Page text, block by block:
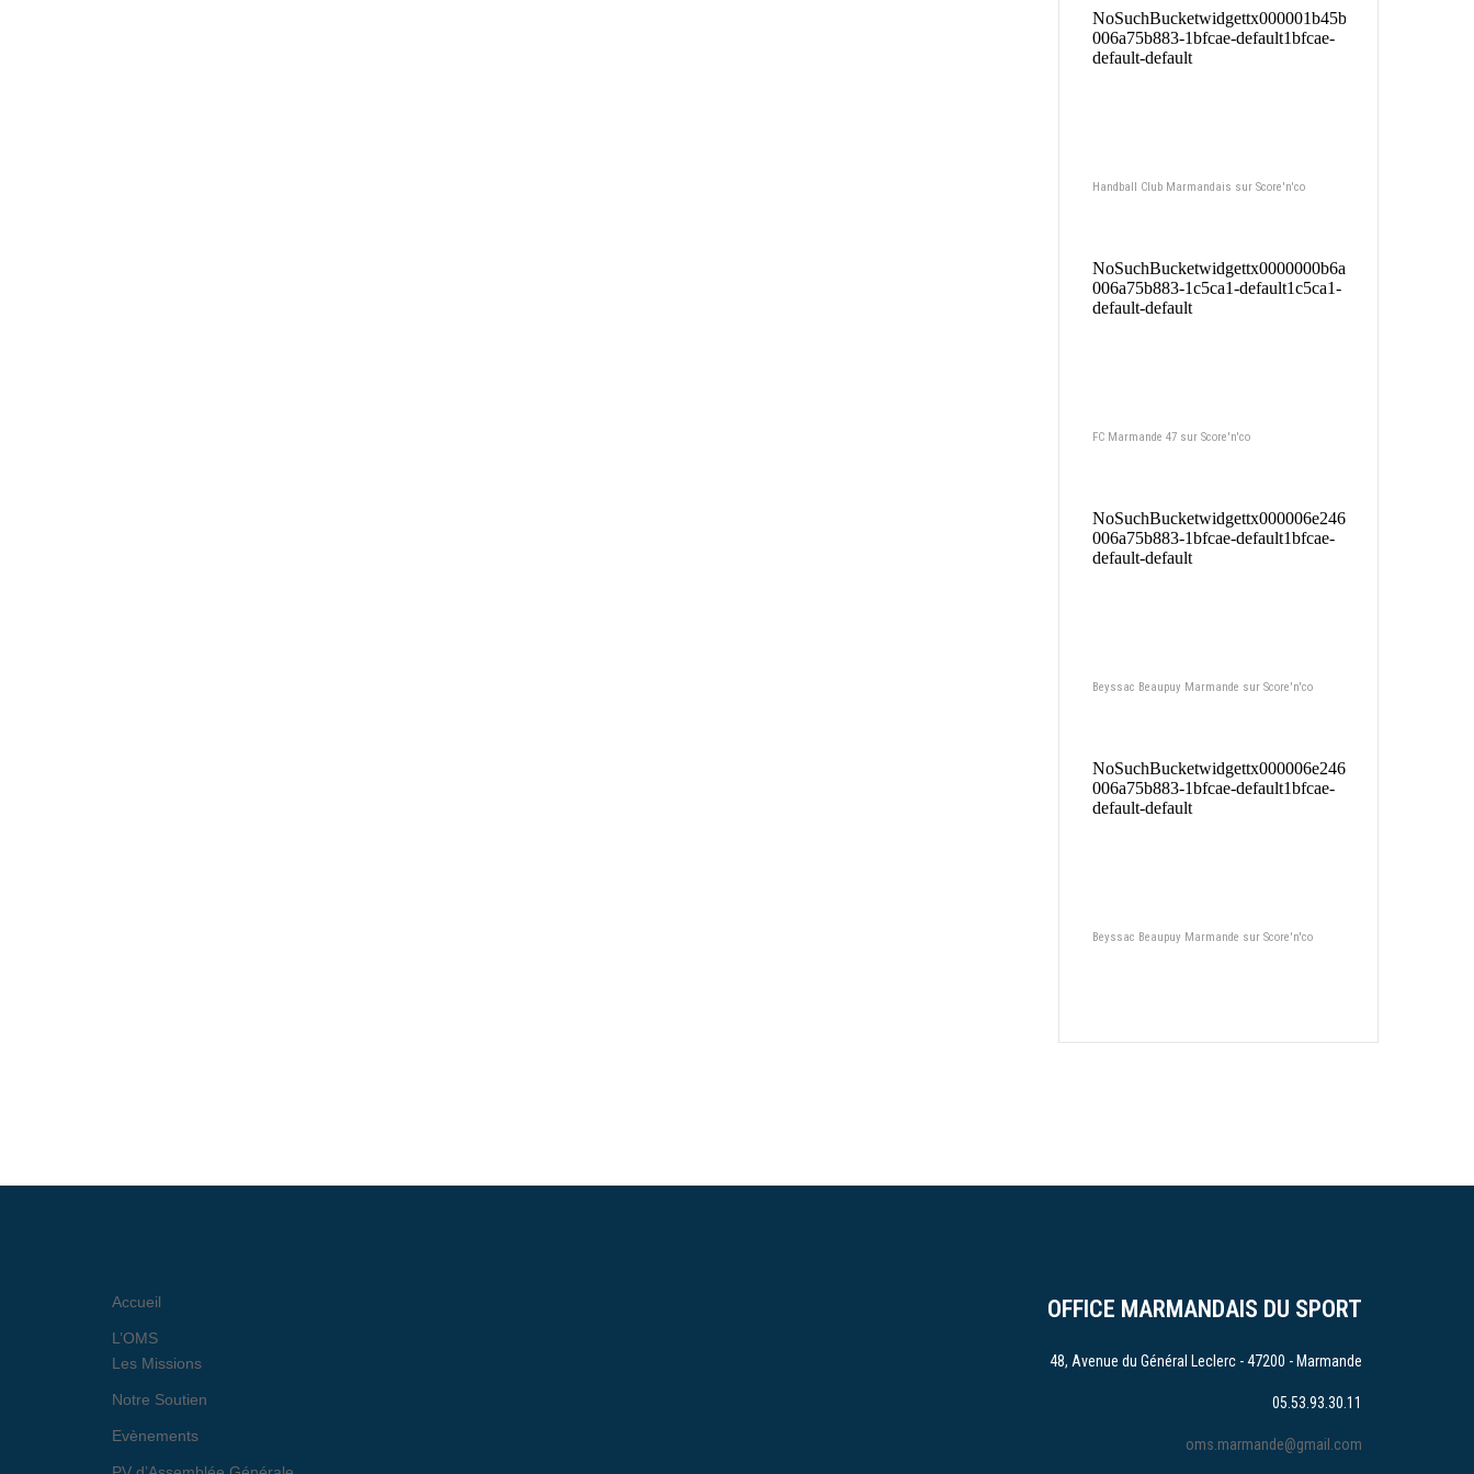
Handball Club Marmandais sur Score'n'co
FC Marmande 47 sur Score'n'co
Beyssac Beaupuy Marmande sur Score'n'co
Beyssac Beaupuy Marmande sur Score'n'co
OFFICE MARMANDAIS DU SPORT
48, Avenue du Général Leclerc - 47200 - Marmande
05.53.93.30.11
oms.marmande@gmail.com
Accueil
L’OMS
Les Missions
Notre Soutien
Evènements